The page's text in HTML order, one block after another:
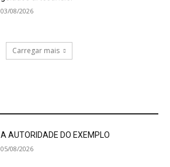
03/08/2026
Carregar mais
A AUTORIDADE DO EXEMPLO
05/08/2026